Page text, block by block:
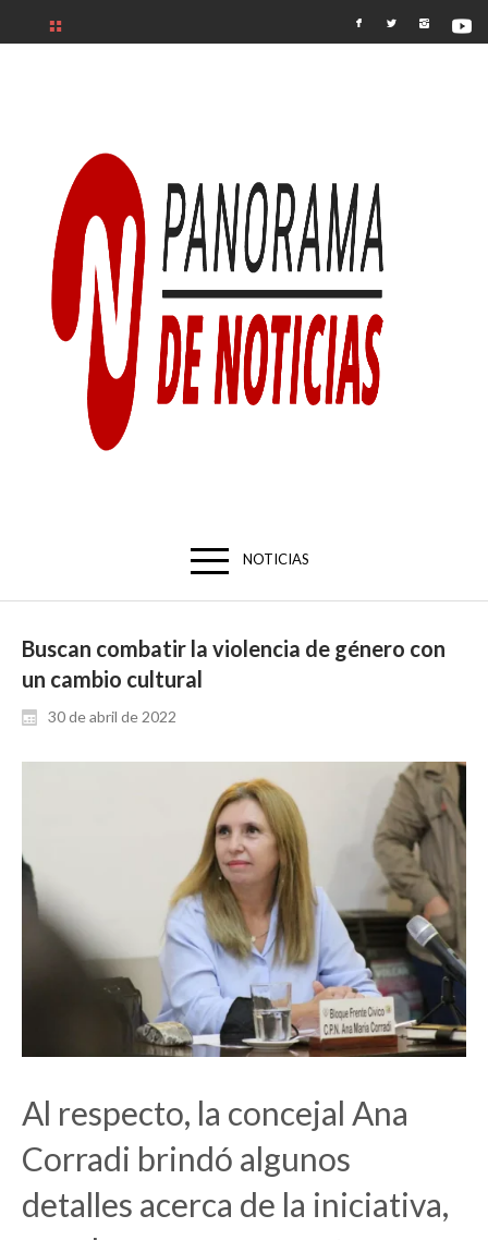
NOTICIAS
Buscan combatir la violencia de género con
un cambio cultural
30 de abril de 2022
Al respecto, la concejal Ana
Corradi brindó algunos
detalles acerca de la iniciativa,